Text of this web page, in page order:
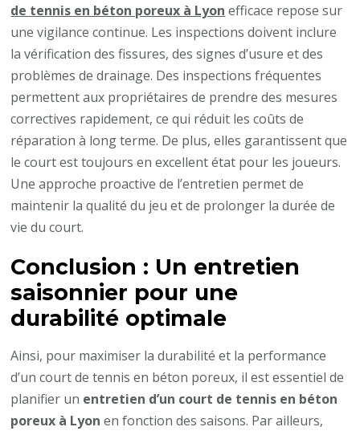
de tennis en béton poreux à Lyon efficace repose sur
une vigilance continue. Les inspections doivent inclure
la vérification des fissures, des signes d’usure et des
problèmes de drainage. Des inspections fréquentes
permettent aux propriétaires de prendre des mesures
correctives rapidement, ce qui réduit les coûts de
réparation à long terme. De plus, elles garantissent que
le court est toujours en excellent état pour les joueurs.
Une approche proactive de l’entretien permet de
maintenir la qualité du jeu et de prolonger la durée de
vie du court.
Conclusion : Un entretien
saisonnier pour une
durabilité optimale
Ainsi, pour maximiser la durabilité et la performance
d’un court de tennis en béton poreux, il est essentiel de
planifier un entretien d’un court de tennis en béton
poreux à Lyon en fonction des saisons. Par ailleurs,